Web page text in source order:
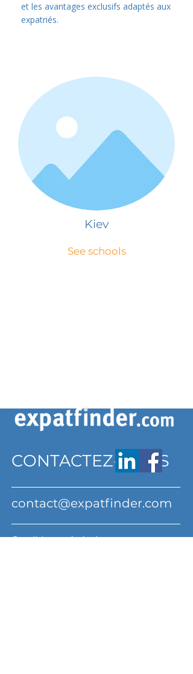
et les avantages exclusifs adaptés aux
expatriés.
Kiev
See schools
CONTACTEZ-NOUS
contact@expatfinder.com
Conditions générales